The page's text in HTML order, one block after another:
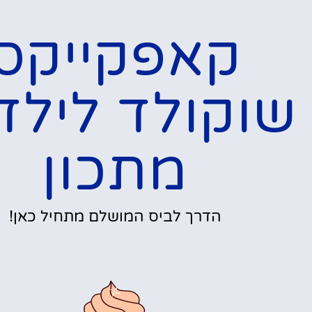
שוקולד
מתכון
הדרך לביס המושלם מתחיל כאן!